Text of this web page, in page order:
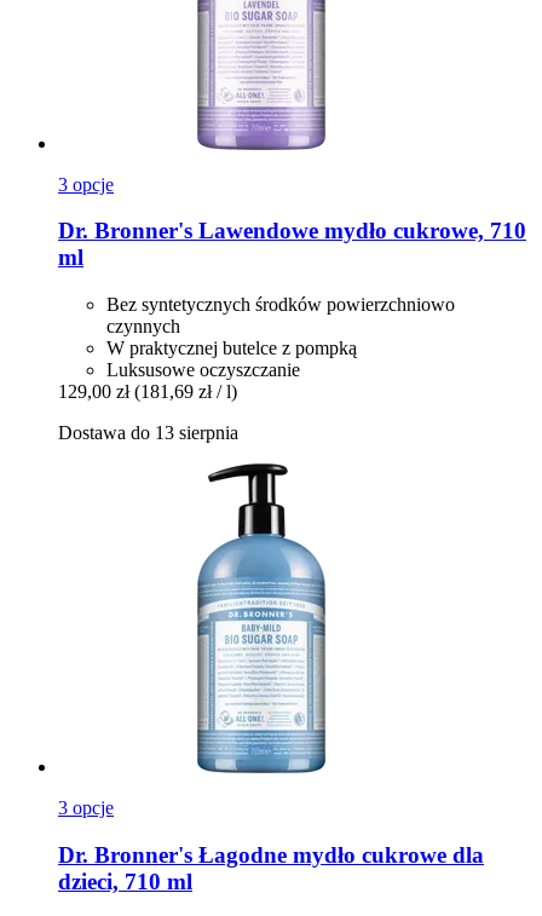
3 opcje
Dr. Bronner's Lawendowe mydło cukrowe, 710
ml
Bez syntetycznych środków powierzchniowo
czynnych
W praktycznej butelce z pompką
Luksusowe oczyszczanie
129,00 zł (181,69 zł / l)
Dostawa do 13 sierpnia
3 opcje
Dr. Bronner's Łagodne mydło cukrowe dla
dzieci, 710 ml